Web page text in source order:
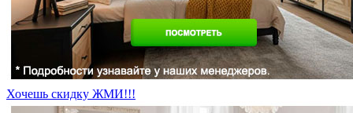
Хочешь скидку ЖМИ!!!